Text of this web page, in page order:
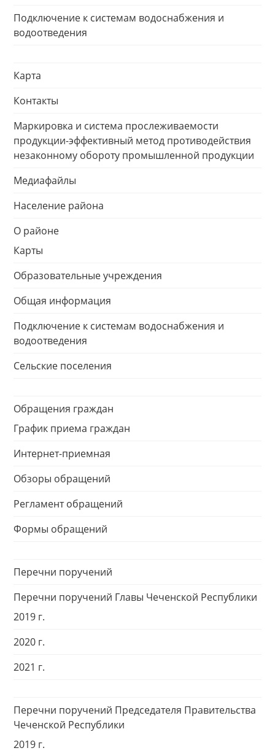
Подключение к системам водоснабжения и
водоотведения
Карта
Контакты
Маркировка и система прослеживаемости
продукции-эффективный метод противодействия
незаконному обороту промышленной продукции
Медиафайлы
Население района
О районе
Карты
Образовательные учреждения
Общая информация
Подключение к системам водоснабжения и
водоотведения
Сельские поселения
Обращения граждан
График приема граждан
Интернет-приемная
Обзоры обращений
Регламент обращений
Формы обращений
Перечни поручений
Перечни поручений Главы Чеченской Республики
2019 г.
2020 г.
2021 г.
Перечни поручений Председателя Правительства
Чеченской Республики
2019 г.